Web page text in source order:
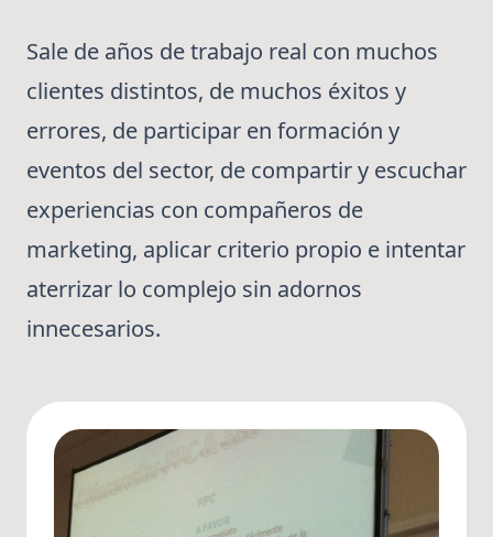
Sale de años de trabajo real con muchos
clientes distintos, de muchos éxitos y
errores, de participar en formación y
eventos del sector, de compartir y escuchar
experiencias con compañeros de
marketing, aplicar criterio propio e intentar
aterrizar lo complejo sin adornos
innecesarios.